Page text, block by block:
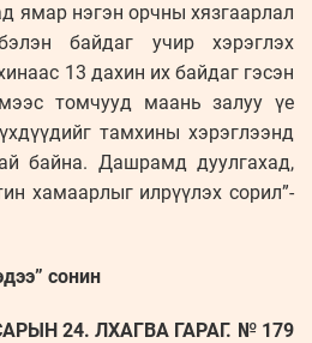
ямар нэгэн орчны хязгаарлал
байдаг учир хэрэглэх
13 дахин их байдаг гэсэн
томчууд маань залуу үе
тамхины хэрэглээнд
байна. Дашрамд дуулгахад,
хамаарлыг илрүүлэх сорил”-
сонин
24. ЛХАГВА ГАРАГ. № 179